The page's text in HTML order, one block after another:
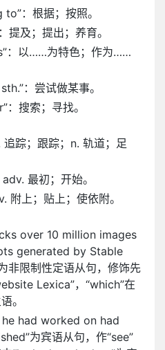
：根据；按照。
提及；提出；养育。
：以……为特色；作为……
：尝试做某事。
：搜索；寻找。
追踪；跟踪；n. 轨道；足
最初；开始。
附上；贴上；使依附。
over 10 million images
generated by Stable
非限制性定语从句，修饰先
Lexica”，“which”在
。
had worked on had
为宾语从句，作“see”